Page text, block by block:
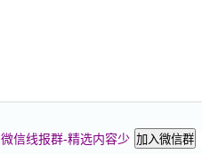
微信线报群-精选内容少 加入微信群